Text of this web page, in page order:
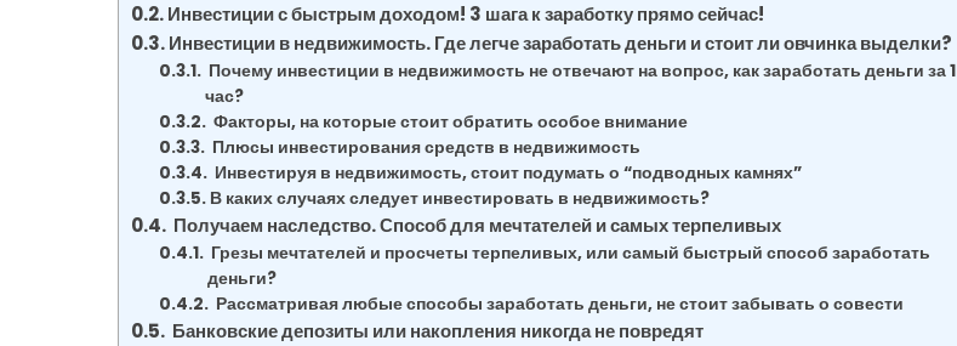
Инвестиции с быстрым доходом! 3 шага к заработку прямо сейчас!
Инвестиции в недвижимость. Где легче заработать деньги и стоит ли овчинка выделки?
Почему инвестиции в недвижимость не отвечают на вопрос, как заработать деньги за 1
час?
Факторы, на которые стоит обратить особое внимание
Плюсы инвестирования средств в недвижимость
Инвестируя в недвижимость, стоит подумать о “подводных камнях”
В каких случаях следует инвестировать в недвижимость?
Получаем наследство. Способ для мечтателей и самых терпеливых
Грезы мечтателей и просчеты терпеливых, или самый быстрый способ заработать
деньги?
Рассматривая любые способы заработать деньги, не стоит забывать о совести
Банковские депозиты или накопления никогда не повредят